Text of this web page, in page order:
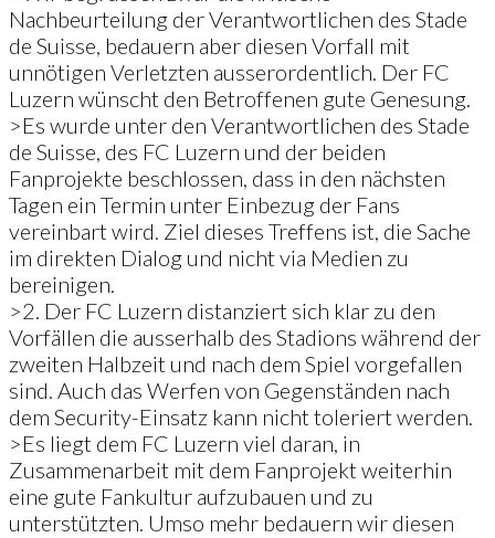
Nachbeurteilung der Verantwortlichen des Stade
de Suisse, bedauern aber diesen Vorfall mit
unnötigen Verletzten ausserordentlich. Der FC
Luzern wünscht den Betroffenen gute Genesung.
>Es wurde unter den Verantwortlichen des Stade
de Suisse, des FC Luzern und der beiden
Fanprojekte beschlossen, dass in den nächsten
Tagen ein Termin unter Einbezug der Fans
vereinbart wird. Ziel dieses Treffens ist, die Sache
im direkten Dialog und nicht via Medien zu
bereinigen.
>2. Der FC Luzern distanziert sich klar zu den
Vorfällen die ausserhalb des Stadions während der
zweiten Halbzeit und nach dem Spiel vorgefallen
sind. Auch das Werfen von Gegenständen nach
dem Security-Einsatz kann nicht toleriert werden.
>Es liegt dem FC Luzern viel daran, in
Zusammenarbeit mit dem Fanprojekt weiterhin
eine gute Fankultur aufzubauen und zu
unterstützten. Umso mehr bedauern wir diesen